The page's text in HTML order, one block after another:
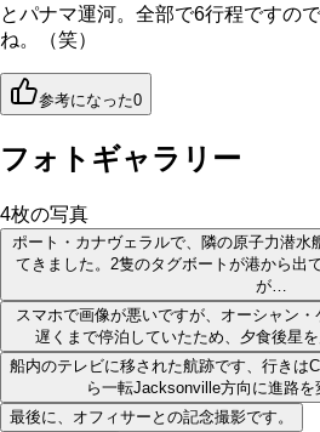
とパナマ運河。全部で6行程ですの
ね。（笑）
参考になった0
フォトギャラリー
4枚の写真
ポート・カナヴェラルで、隣の原子力潜水
てきました。2隻のタグボートが港から出
が…
スマホで画像が悪いですが、オーシャン
遅くまで停泊していたため、夕食後星
船内のテレビに移された航跡です、行きは
ら一転Jacksonville方向に進路を
最後に、オフィサーとの記念撮影です。